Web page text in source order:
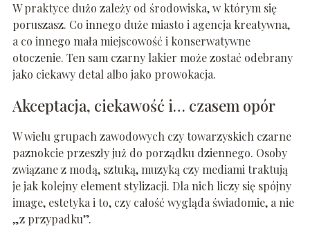
W praktyce dużo zależy od środowiska, w którym się
poruszasz. Co innego duże miasto i agencja kreatywna,
a co innego mała miejscowość i konserwatywne
otoczenie. Ten sam czarny lakier może zostać odebrany
jako ciekawy detal albo jako prowokacja.
Akceptacja, ciekawość i… czasem opór
W wielu grupach zawodowych czy towarzyskich czarne
paznokcie przeszły już do porządku dziennego. Osoby
związane z modą, sztuką, muzyką czy mediami traktują
je jak kolejny element stylizacji. Dla nich liczy się spójny
image, estetyka i to, czy całość wygląda świadomie, a nie
„z przypadku”.